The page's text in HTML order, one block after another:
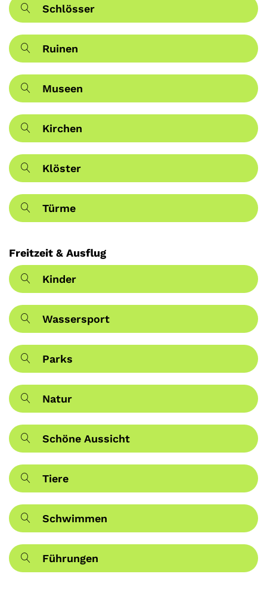
Schlösser
Ruinen
Museen
Kirchen
Klöster
Türme
Freitzeit & Ausflug
Kinder
Wassersport
Parks
Natur
Schöne Aussicht
Tiere
Schwimmen
Führungen